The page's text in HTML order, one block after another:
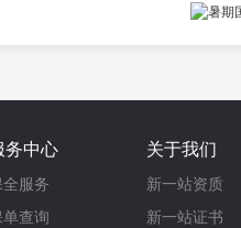
务中心
服务
查询
关于我们
新一站资质
新一站证书